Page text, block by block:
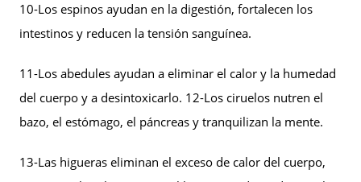
10-Los espinos ayudan en la digestión, fortalecen los
intestinos y reducen la tensión sanguínea.
11-Los abedules ayudan a eliminar el calor y la humedad
del cuerpo y a desintoxicarlo. 12-Los ciruelos nutren el
bazo, el estómago, el páncreas y tranquilizan la mente.
13-Las higueras eliminan el exceso de calor del cuerpo,